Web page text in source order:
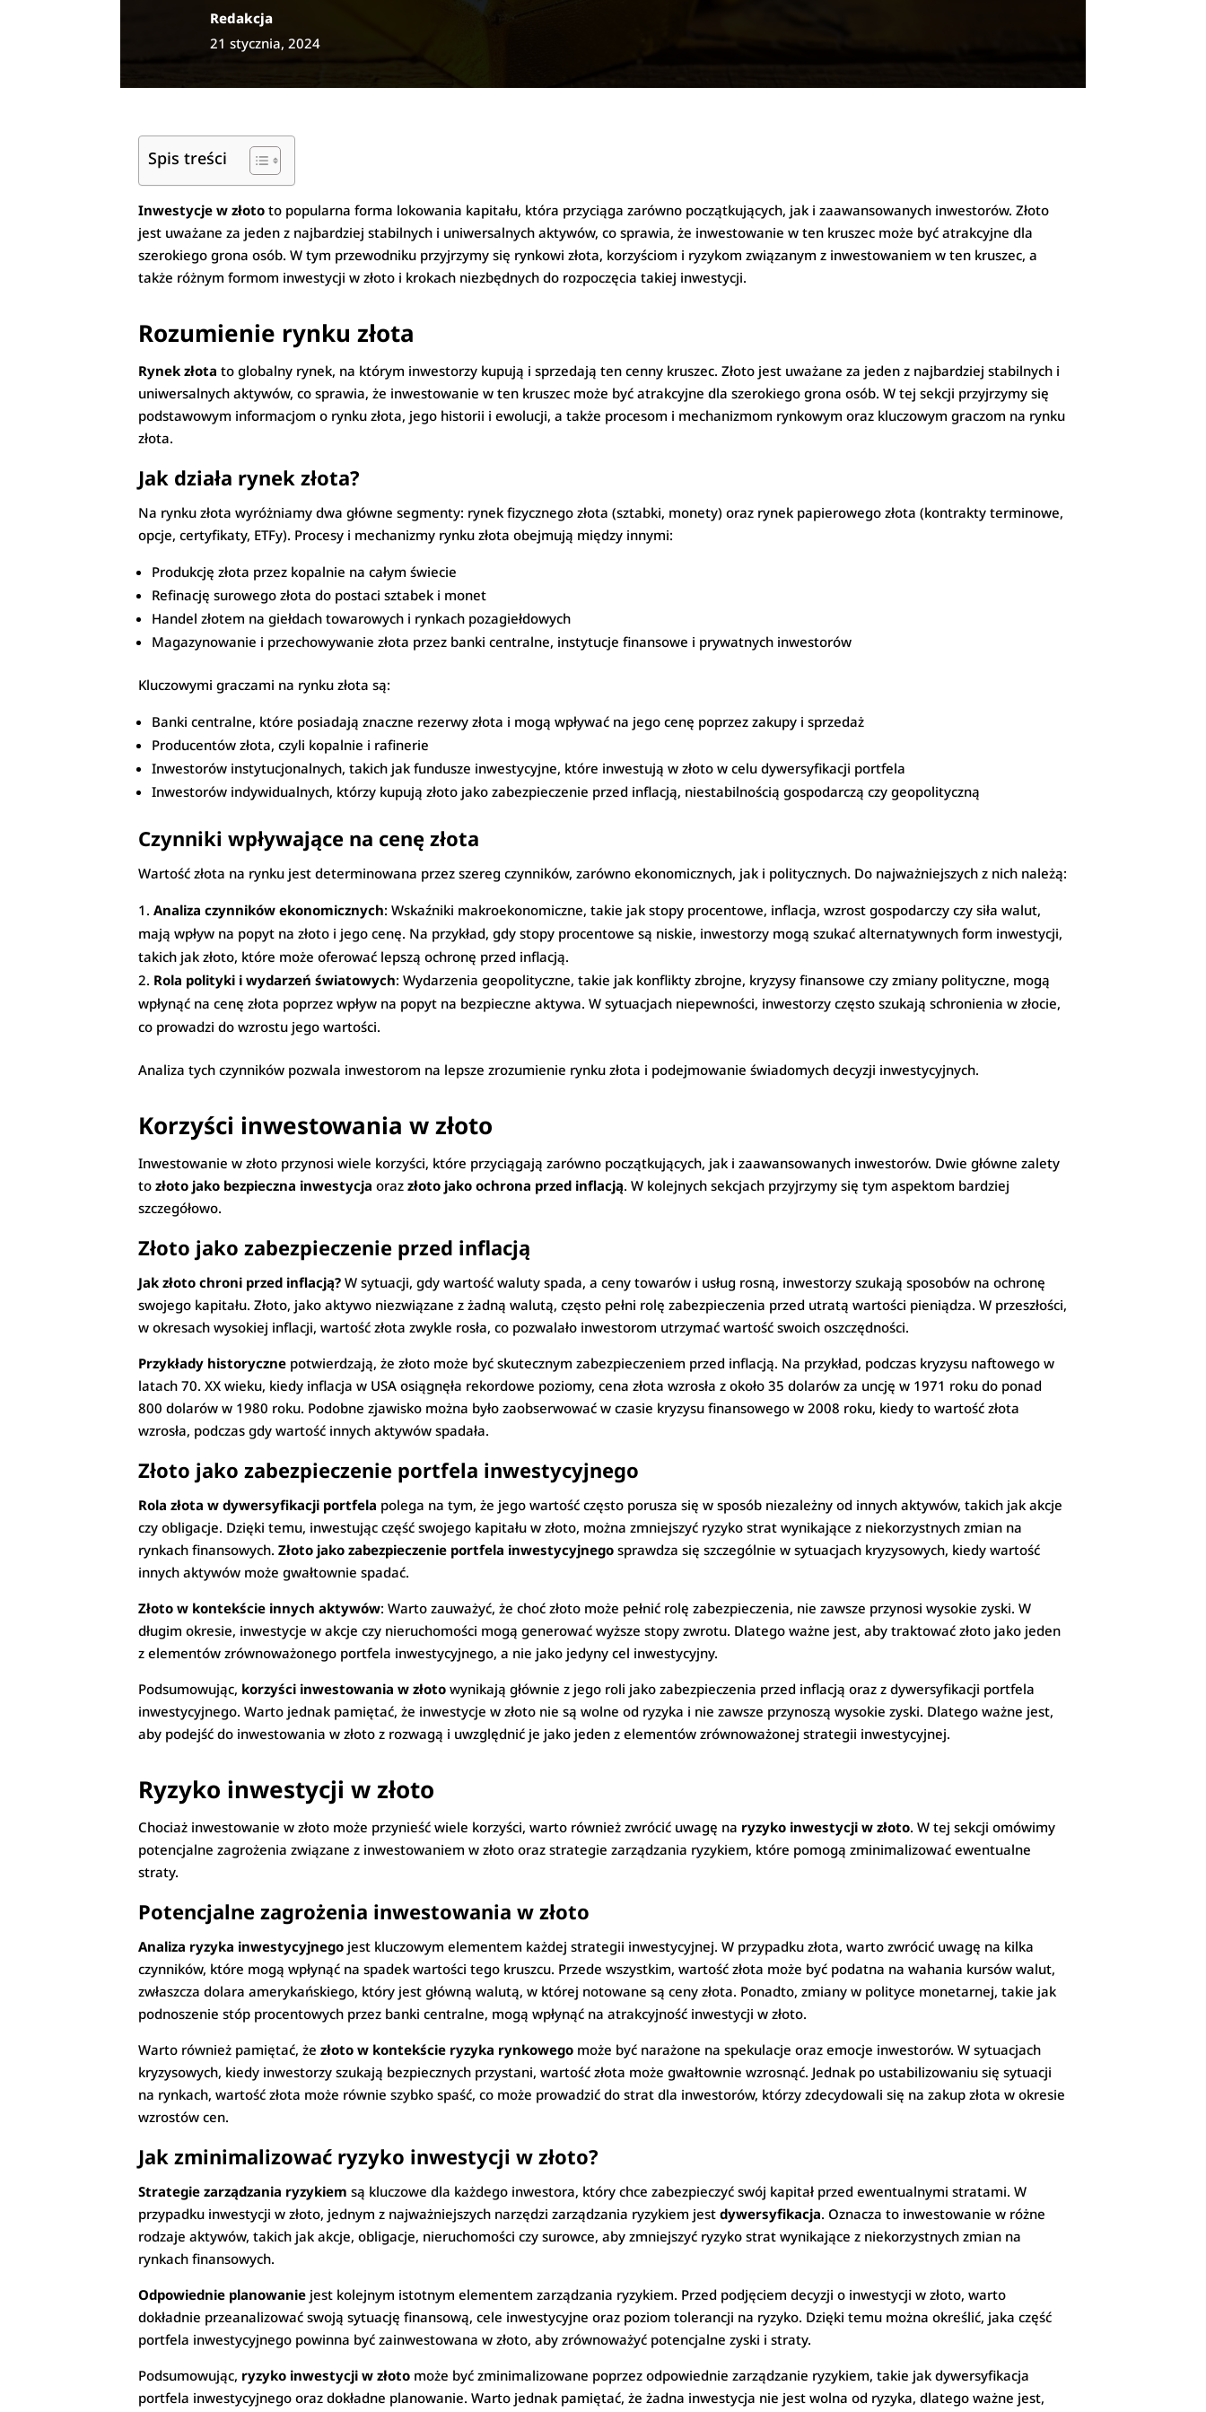
Redakcja
21 stycznia, 2024
Spis treści
Inwestycje w złoto to popularna forma lokowania kapitału, która przyciąga zarówno początkujących, jak i zaawansowanych inwestorów. Złoto
jest uważane za jeden z najbardziej stabilnych i uniwersalnych aktywów, co sprawia, że inwestowanie w ten kruszec może być atrakcyjne dla
szerokiego grona osób. W tym przewodniku przyjrzymy się rynkowi złota, korzyściom i ryzykom związanym z inwestowaniem w ten kruszec, a
także różnym formom inwestycji w złoto i krokach niezbędnych do rozpoczęcia takiej inwestycji.
Rozumienie rynku złota
Rynek złota to globalny rynek, na którym inwestorzy kupują i sprzedają ten cenny kruszec. Złoto jest uważane za jeden z najbardziej stabilnych i
uniwersalnych aktywów, co sprawia, że inwestowanie w ten kruszec może być atrakcyjne dla szerokiego grona osób. W tej sekcji przyjrzymy się
podstawowym informacjom o rynku złota, jego historii i ewolucji, a także procesom i mechanizmom rynkowym oraz kluczowym graczom na rynku
złota.
Jak działa rynek złota?
Na rynku złota wyróżniamy dwa główne segmenty: rynek fizycznego złota (sztabki, monety) oraz rynek papierowego złota (kontrakty terminowe,
opcje, certyfikaty, ETFy). Procesy i mechanizmy rynku złota obejmują między innymi:
Produkcję złota przez kopalnie na całym świecie
Refinację surowego złota do postaci sztabek i monet
Handel złotem na giełdach towarowych i rynkach pozagiełdowych
Magazynowanie i przechowywanie złota przez banki centralne, instytucje finansowe i prywatnych inwestorów
Kluczowymi graczami na rynku złota są:
Banki centralne, które posiadają znaczne rezerwy złota i mogą wpływać na jego cenę poprzez zakupy i sprzedaż
Producentów złota, czyli kopalnie i rafinerie
Inwestorów instytucjonalnych, takich jak fundusze inwestycyjne, które inwestują w złoto w celu dywersyfikacji portfela
Inwestorów indywidualnych, którzy kupują złoto jako zabezpieczenie przed inflacją, niestabilnością gospodarczą czy geopolityczną
Czynniki wpływające na cenę złota
Wartość złota na rynku jest determinowana przez szereg czynników, zarówno ekonomicznych, jak i politycznych. Do najważniejszych z nich należą:
Analiza czynników ekonomicznych: Wskaźniki makroekonomiczne, takie jak stopy procentowe, inflacja, wzrost gospodarczy czy siła walut,
mają wpływ na popyt na złoto i jego cenę. Na przykład, gdy stopy procentowe są niskie, inwestorzy mogą szukać alternatywnych form inwestycji,
takich jak złoto, które może oferować lepszą ochronę przed inflacją.
Rola polityki i wydarzeń światowych: Wydarzenia geopolityczne, takie jak konflikty zbrojne, kryzysy finansowe czy zmiany polityczne, mogą
wpłynąć na cenę złota poprzez wpływ na popyt na bezpieczne aktywa. W sytuacjach niepewności, inwestorzy często szukają schronienia w złocie,
co prowadzi do wzrostu jego wartości.
Analiza tych czynników pozwala inwestorom na lepsze zrozumienie rynku złota i podejmowanie świadomych decyzji inwestycyjnych.
Korzyści inwestowania w złoto
Inwestowanie w złoto przynosi wiele korzyści, które przyciągają zarówno początkujących, jak i zaawansowanych inwestorów. Dwie główne zalety
tozłoto jako bezpieczna inwestycja orazzłoto jako ochrona przed inflacją. W kolejnych sekcjach przyjrzymy się tym aspektom bardziej
szczegółowo.
Złoto jako zabezpieczenie przed inflacją
Jak złoto chroni przed inflacją? W sytuacji, gdy wartość waluty spada, a ceny towarów i usług rosną, inwestorzy szukają sposobów na ochronę
swojego kapitału. Złoto, jako aktywo niezwiązane z żadną walutą, często pełni rolę zabezpieczenia przed utratą wartości pieniądza. W przeszłości,
w okresach wysokiej inflacji, wartość złota zwykle rosła, co pozwalało inwestorom utrzymać wartość swoich oszczędności.
Przykłady historyczne potwierdzają, że złoto może być skutecznym zabezpieczeniem przed inflacją. Na przykład, podczas kryzysu naftowego w
latach 70. XX wieku, kiedy inflacja w USA osiągnęła rekordowe poziomy, cena złota wzrosła z około 35 dolarów za uncję w 1971 roku do ponad
800 dolarów w 1980 roku. Podobne zjawisko można było zaobserwować w czasie kryzysu finansowego w 2008 roku, kiedy to wartość złota
wzrosła, podczas gdy wartość innych aktywów spadała.
Złoto jako zabezpieczenie portfela inwestycyjnego
Rola złota w dywersyfikacji portfela polega na tym, że jego wartość często porusza się w sposób niezależny od innych aktywów, takich jak akcje
czy obligacje. Dzięki temu, inwestując część swojego kapitału w złoto, można zmniejszyć ryzyko strat wynikające z niekorzystnych zmian na
rynkach finansowych.Złoto jako zabezpieczenie portfela inwestycyjnego sprawdza się szczególnie w sytuacjach kryzysowych, kiedy wartość
innych aktywów może gwałtownie spadać.
Złoto w kontekście innych aktywów: Warto zauważyć, że choć złoto może pełnić rolę zabezpieczenia, nie zawsze przynosi wysokie zyski. W
długim okresie, inwestycje w akcje czy nieruchomości mogą generować wyższe stopy zwrotu. Dlatego ważne jest, aby traktować złoto jako jeden
z elementów zrównoważonego portfela inwestycyjnego, a nie jako jedyny cel inwestycyjny.
Podsumowując, korzyści inwestowania w złoto wynikają głównie z jego roli jako zabezpieczenia przed inflacją oraz z dywersyfikacji portfela
inwestycyjnego. Warto jednak pamiętać, że inwestycje w złoto nie są wolne od ryzyka i nie zawsze przynoszą wysokie zyski. Dlatego ważne jest,
aby podejść do inwestowania w złoto z rozwagą i uwzględnić je jako jeden z elementów zrównoważonej strategii inwestycyjnej.
Ryzyko inwestycji w złoto
Chociaż inwestowanie w złoto może przynieść wiele korzyści, warto również zwrócić uwagę na ryzyko inwestycji w złoto. W tej sekcji omówimy
potencjalne zagrożenia związane z inwestowaniem w złoto oraz strategie zarządzania ryzykiem, które pomogą zminimalizować ewentualne
straty.
Potencjalne zagrożenia inwestowania w złoto
Analiza ryzyka inwestycyjnego jest kluczowym elementem każdej strategii inwestycyjnej. W przypadku złota, warto zwrócić uwagę na kilka
czynników, które mogą wpłynąć na spadek wartości tego kruszcu. Przede wszystkim, wartość złota może być podatna na wahania kursów walut,
zwłaszcza dolara amerykańskiego, który jest główną walutą, w której notowane są ceny złota. Ponadto, zmiany w polityce monetarnej, takie jak
podnoszenie stóp procentowych przez banki centralne, mogą wpłynąć na atrakcyjność inwestycji w złoto.
Warto również pamiętać, żezłoto w kontekście ryzyka rynkowego może być narażone na spekulacje oraz emocje inwestorów. W sytuacjach
kryzysowych, kiedy inwestorzy szukają bezpiecznych przystani, wartość złota może gwałtownie wzrosnąć. Jednak po ustabilizowaniu się sytuacji
na rynkach, wartość złota może równie szybko spaść, co może prowadzić do strat dla inwestorów, którzy zdecydowali się na zakup złota w okresie
wzrostów cen.
Jak zminimalizować ryzyko inwestycji w złoto?
Strategie zarządzania ryzykiem są kluczowe dla każdego inwestora, który chce zabezpieczyć swój kapitał przed ewentualnymi stratami. W
przypadku inwestycji w złoto, jednym z najważniejszych narzędzi zarządzania ryzykiem jestdywersyfikacja. Oznacza to inwestowanie w różne
rodzaje aktywów, takich jak akcje, obligacje, nieruchomości czy surowce, aby zmniejszyć ryzyko strat wynikające z niekorzystnych zmian na
rynkach finansowych.
Odpowiednie planowanie jest kolejnym istotnym elementem zarządzania ryzykiem. Przed podjęciem decyzji o inwestycji w złoto, warto
dokładnie przeanalizować swoją sytuację finansową, cele inwestycyjne oraz poziom tolerancji na ryzyko. Dzięki temu można określić, jaka część
portfela inwestycyjnego powinna być zainwestowana w złoto, aby zrównoważyć potencjalne zyski i straty.
Podsumowując, ryzyko inwestycji w złoto może być zminimalizowane poprzez odpowiednie zarządzanie ryzykiem, takie jak dywersyfikacja
portfela inwestycyjnego oraz dokładne planowanie. Warto jednak pamiętać, że żadna inwestycja nie jest wolna od ryzyka, dlatego ważne jest,